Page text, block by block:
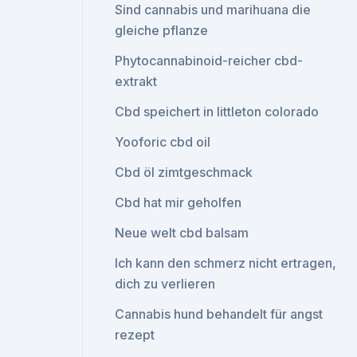
Sind cannabis und marihuana die
gleiche pflanze
Phytocannabinoid-reicher cbd-
extrakt
Cbd speichert in littleton colorado
Yooforic cbd oil
Cbd öl zimtgeschmack
Cbd hat mir geholfen
Neue welt cbd balsam
Ich kann den schmerz nicht ertragen,
dich zu verlieren
Cannabis hund behandelt für angst
rezept